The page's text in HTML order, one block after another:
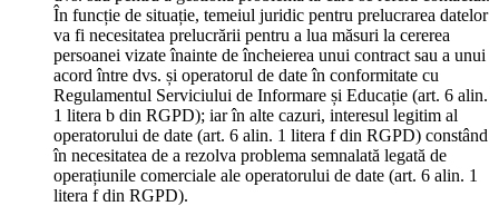
În funcție de situație, temeiul juridic pentru prelucrarea datelor
va fi necesitatea prelucrării pentru a lua măsuri la cererea
persoanei vizate înainte de încheierea unui contract sau a unui
acord între dvs. și operatorul de date în conformitate cu
Regulamentul Serviciului de Informare și Educație (art. 6 alin.
1 litera b din RGPD); iar în alte cazuri, interesul legitim al
operatorului de date (art. 6 alin. 1 litera f din RGPD) constând
în necesitatea de a rezolva problema semnalată legată de
operațiunile comerciale ale operatorului de date (art. 6 alin. 1
litera f din RGPD).